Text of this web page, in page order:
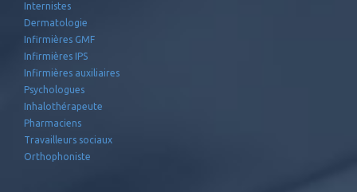
Internistes
Dermatologie
Infirmières GMF
Infirmières IPS
Infirmières auxiliaires
Psychologues
Inhalothérapeute
Pharmaciens
Travailleurs sociaux
Orthophoniste